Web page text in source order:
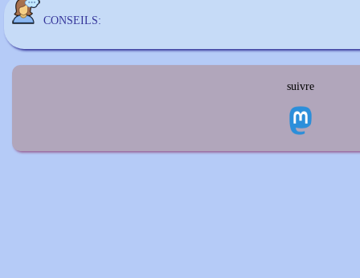
CONSEILS:
suivre